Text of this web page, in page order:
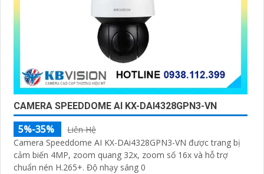
CAMERA SPEEDDOME AI KX-DAI4328GPN3-VN
5%-35%
Liên Hệ
Camera Speeddome AI KX-DAi4328GPN3-VN được trang bị
cảm biến 4MP, zoom quang 32x, zoom số 16x và hỗ trợ
chuẩn nén H.265+. Độ nhạy sáng 0